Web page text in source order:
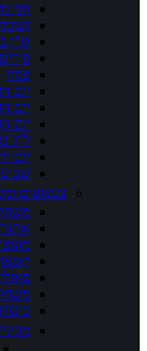
חגי
ט"ו
פורים
פסח
יום
יום
יום
ל"ג
יום
צעצועים
קטאן
בובות